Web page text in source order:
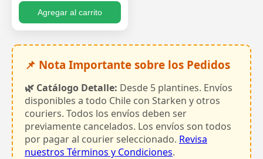
Agregar al carrito
📌 Nota Importante sobre los Pedidos
🌿 Catálogo Detalle: Desde 5 plantines. Envíos
disponibles a todo Chile con Starken y otros
couriers. Todos los envíos deben ser
previamente cancelados. Los envíos son todos
por pagar al courier seleccionado. Revisa
nuestros Términos y Condiciones.